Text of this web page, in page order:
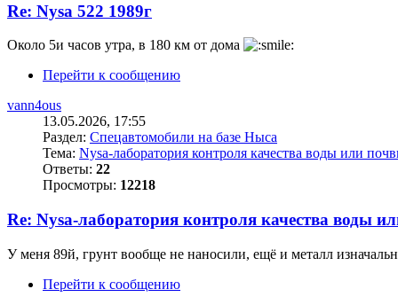
Re: Nysa 522 1989г
Около 5и часов утра, в 180 км от дома
Перейти к сообщению
vann4ous
13.05.2026, 17:55
Раздел: Спецавтомобили на базе Ныса
Тема: Nysa-лаборатория контроля качества воды или
Ответы: 22
Просмотры: 12218
Re: Nysa-лаборатория контроля качества воды
У меня 89й, грунт вообще не наносили, ещё и металл
Перейти к сообщению